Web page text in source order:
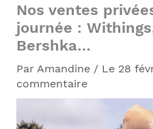
Nos ventes
journée :
Bershka…
Par Amandine / Le 28
commentaire